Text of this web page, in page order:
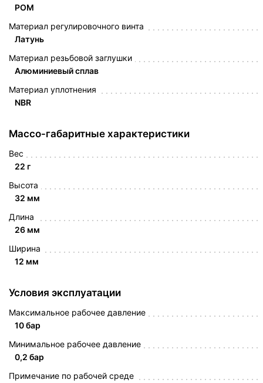
POM
Материал регулировочного винта
Латунь
Материал резьбовой заглушки
Алюминиевый сплав
Материал уплотнения
NBR
Массо-габаритные характеристики
Вес
22 г
Высота
32 мм
Длина
26 мм
Ширина
12 мм
Условия эксплуатации
Максимальное рабочее давление
10 бар
Минимальное рабочее давление
0,2 бар
Примечание по рабочей среде